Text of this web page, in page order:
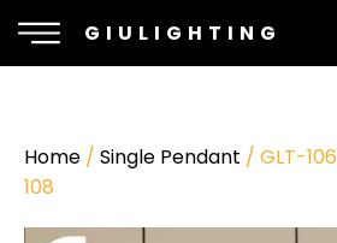
GIULIGHTING
Home / Single Pendant / GLT-
108